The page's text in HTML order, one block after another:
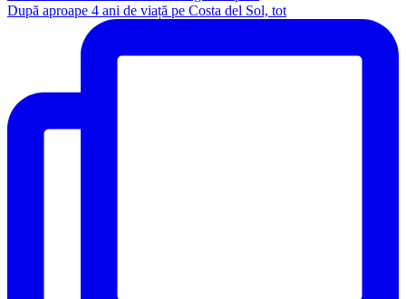
După aproape 4 ani de viață pe Costa del Sol, tot